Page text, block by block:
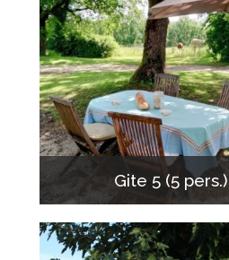
Gite 5 (5 pers.)